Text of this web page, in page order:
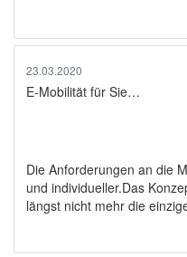
23.03.2020
E-Mobilität für Sie…
Die Anforderungen an die
und individueller.Das
längst nicht mehr die